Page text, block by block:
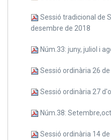
Sessió tradicional de
desembre de 2018
Núm.33: juny, juliol i
Sessió ordinària 26
Sessió ordinària 27
Núm.38:
Sessió ordinària 14